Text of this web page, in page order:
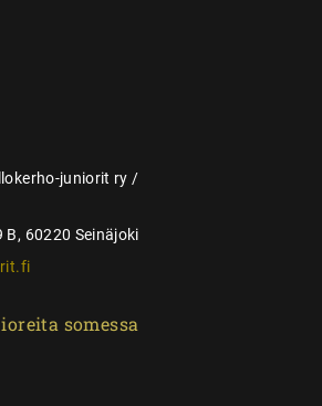
juniorit ry /
60220 Seinäjoki
somessa